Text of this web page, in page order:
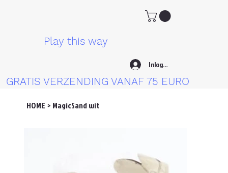
Play this way
Inloggen
GRATIS VERZENDING VANAF 75 EURO
HOME > MagicSand wit